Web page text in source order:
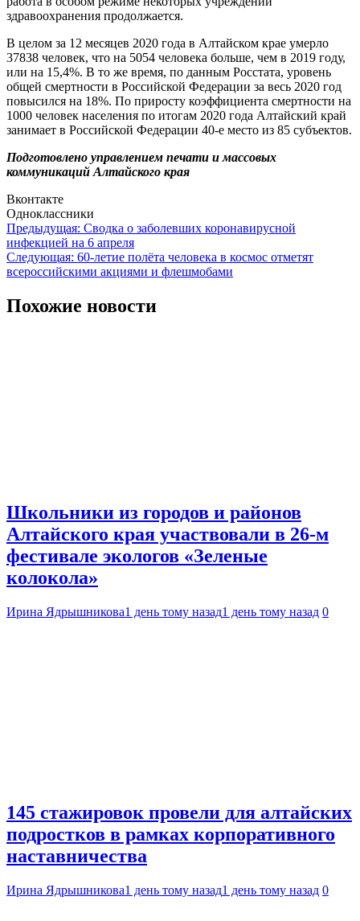
здравоохранения продолжается.
В целом за 12 месяцев 2020 года в Алтайском крае умерло
37838 человек, что на 5054 человека больше, чем в 2019 году,
или на 15,4%. В то же время, по данным Росстата, уровень
общей смертности в Российской Федерации за весь 2020 год
повысился на 18%. По приросту коэффициента смертности на
1000 человек населения по итогам 2020 года Алтайский край
занимает в Российской Федерации 40-е место из 85 субъектов.
Подготовлено управлением печати и массовых
коммуникаций Алтайского края
Вконтакте
Одноклассники
Навигация
по
записям
Предыдущая: Сводка о заболевших коронавирусной
инфекцией на 6 апреля
Следующая: 60-летие полёта человека в космос отметят
всероссийскими акциями и флешмобами
Похожие новости
Школьники из городов и районов
Алтайского края участвовали в 26-м
фестивале экологов «Зеленые
колокола»
Ирина Ядрышникова1 день тому назад1 день тому назад 0
145 стажировок провели для алтайских
подростков в рамках корпоративного
наставничества
Ирина Ядрышникова1 день тому назад1 день тому назад 0